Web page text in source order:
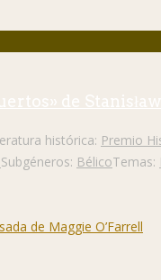
de
histórica: Premio
Subgéneros: BélicoTemas: